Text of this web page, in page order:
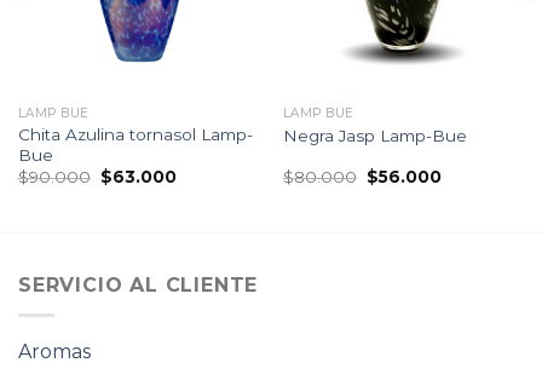
LAMP BUE
Chita Azulina tornasol Lamp-
Bue
$90.000 El
precio
$63.000El
LAMP BUE
Negra Jasp Lamp-Bue
$80.000 El
precio
$56.000El
SERVICIO AL CLIENTE
Aromas